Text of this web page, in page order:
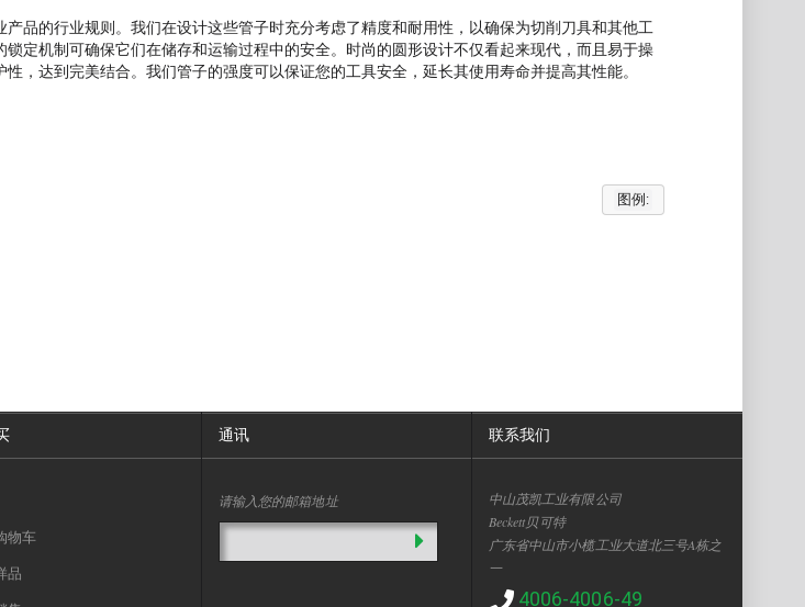
品的行业规则。我们在设计这些管子时充分考虑了精度和耐用性，以确保为切削刀具和其他工
定机制可确保它们在储存和运输过程中的安全。时尚的圆形设计不仅看起来现代，而且易于操
，达到完美结合。我们管子的强度可以保证您的工具安全，延长其使用寿命并提高其性能。
图例:
物车
品
通讯
请输入您的邮箱地址
联系我们
中山茂凯工业有限公司
Beckett贝可特
广东省中山市小榄工业大道北三号A栋之
一
4006-4006-49